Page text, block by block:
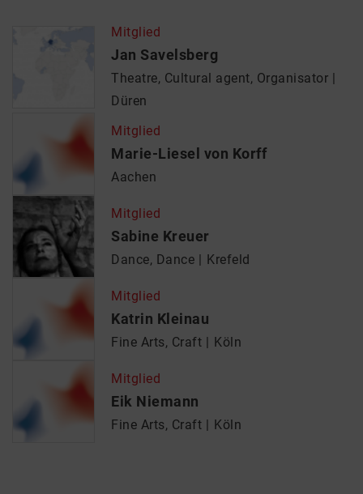
Mitglied
Jan Savelsberg
Theatre, Cultural agent, Organisator
Düren
Mitglied
Marie-Liesel von Korff
Aachen
Mitglied
Sabine Kreuer
Dance, Dance Krefeld
Mitglied
Katrin Kleinau
Fine Arts, Craft Köln
Mitglied
Eik Niemann
Fine Arts, Craft Köln